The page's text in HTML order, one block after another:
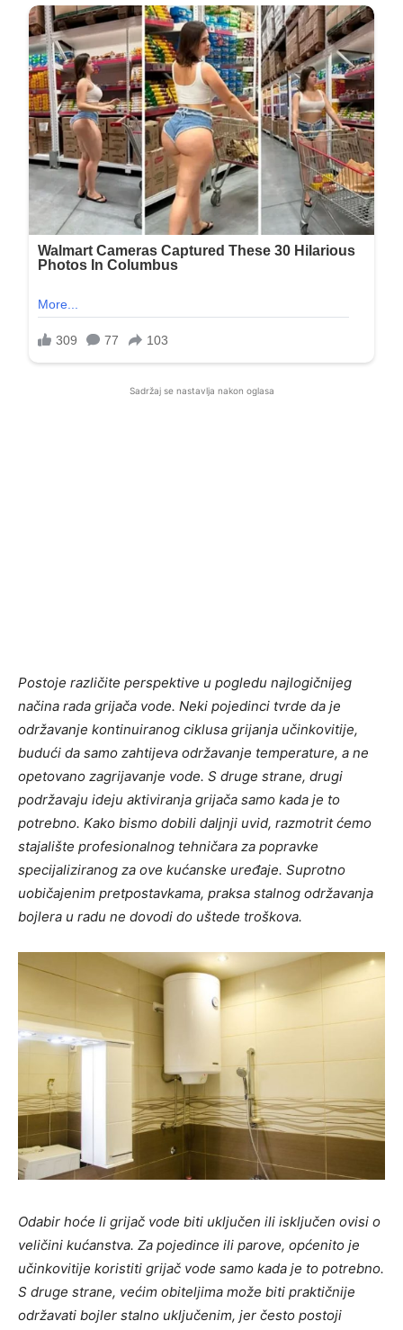
Sadržaj se nastavlja nakon oglasa
Postoje različite perspektive u pogledu najlogičnijeg
načina rada grijača vode. Neki pojedinci tvrde da je
održavanje kontinuiranog ciklusa grijanja učinkovitije,
budući da samo zahtijeva održavanje temperature, a ne
opetovano zagrijavanje vode. S druge strane, drugi
podržavaju ideju aktiviranja grijača samo kada je to
potrebno. Kako bismo dobili daljnji uvid, razmotrit ćemo
stajalište profesionalnog tehničara za popravke
specijaliziranog za ove kućanske uređaje. Suprotno
uobičajenim pretpostavkama, praksa stalnog održavanja
bojlera u radu ne dovodi do uštede troškova.
Odabir hoće li grijač vode biti uključen ili isključen ovisi o
veličini kućanstva. Za pojedince ili parove, općenito je
učinkovitije koristiti grijač vode samo kada je to potrebno.
S druge strane, većim obiteljima može biti praktičnije
održavati bojler stalno uključenim, jer često postoji